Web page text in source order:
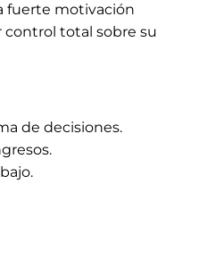
fuerte motivación
control total sobre su
de decisiones.